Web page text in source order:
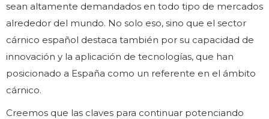
sean altamente demandados en todo tipo de mercados
alrededor del mundo. No solo eso, sino que el sector
cárnico español destaca también por su capacidad de
innovación y la aplicación de tecnologías, que han
posicionado a España como un referente en el ámbito
cárnico.
Creemos que las claves para continuar potenciando